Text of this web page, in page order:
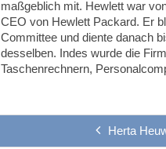
maßgeblich mit. Hewlett war
CEO von Hewlett Packard. Er
Committee und diente danach
desselben. Indes wurde die
Taschenrechnern,
Herta